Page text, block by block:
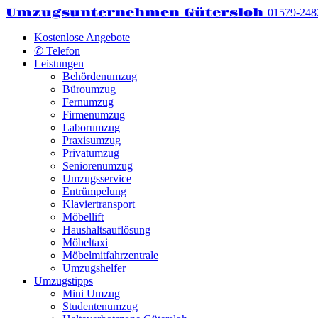
Umzugsunternehmen Gütersloh 01579-
Kostenlose Angebote
✆ Telefon
Leistungen
Behördenumzug
Büroumzug
Fernumzug
Firmenumzug
Laborumzug
Praxisumzug
Privatumzug
Seniorenumzug
Umzugsservice
Entrümpelung
Klaviertransport
Möbellift
Haushaltsauflösung
Möbeltaxi
Möbelmitfahrzentrale
Umzugshelfer
Umzugstipps
Mini Umzug
Studentenumzug